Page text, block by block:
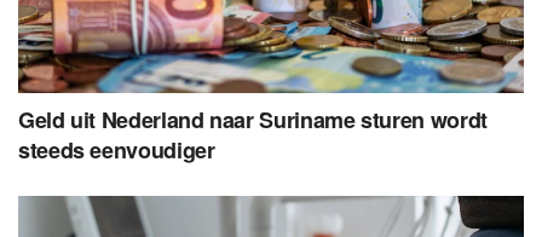
Geld uit Nederland naar Suriname sturen wordt
steeds eenvoudiger